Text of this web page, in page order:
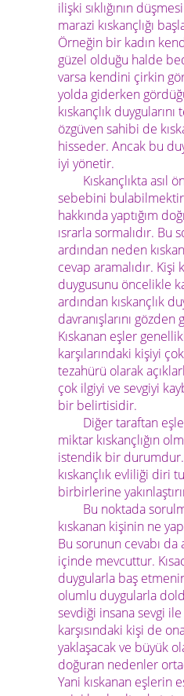
ilişki sıklığının
marazi kıskançlığı
Örneğin bir kadın
güzel olduğu halde
varsa kendini çirkin
yolda giderken
kıskançlık
özgüven sahibi de
hisseder. Ancak bu
iyi yönetir.
Kıskançlıkta asıl
sebebini bulabilmektir.
hakkında yaptığım
ısrarla sormalıdır. Bu
ardından neden
cevap aramalıdır. Kişi
duygusunu öncelikle
ardından kıskançlık
davranışlarını
Kıskanan eşler
karşılarındaki kişiyi
tezahürü olarak
çok ilgiyi ve sevgiyi
bir belirtisidir.
Diğer taraftan
miktar kıskançlığın
istendik bir
kıskançlık evliliği diri
birbirlerine
Bu noktada
kıskanan kişinin ne
Bu sorunun cevabı da
içinde mevcuttur.
duygularla baş
olumlu duygularla
sevdiği insana sevgi ile
karşısındaki kişi de
yaklaşacak ve büyük
doğuran nedenler
Yani kıskanan eşlerin